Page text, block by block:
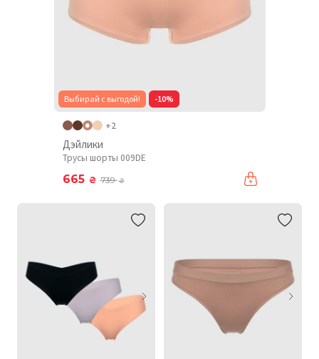
Выбирай с выгодой! -10%
+2
Дэйлики
Трусы шорты 009DE
665 ₴ 739₴